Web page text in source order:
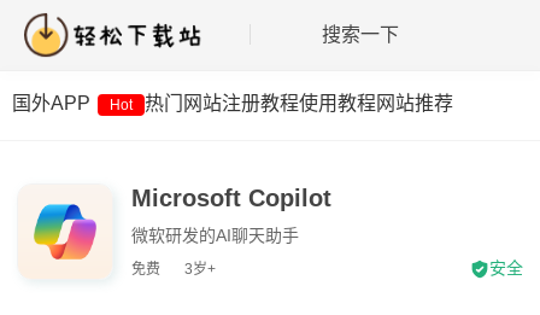
搜索一下
国外APP Hot 热门网站注册教程使用教程 网站推荐
Microsoft Copilot
微软研发的AI聊天助手
免费 3岁+ 安全